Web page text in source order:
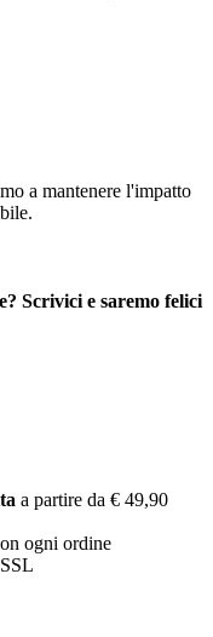
a mantenere l'impatto
Scrivici e saremo felici
a partire da € 49,90
ogni ordine